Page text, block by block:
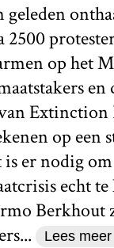
geleden
2500
op het
en
Extinction
op een
is er nodig
echt te
Berkhout
Lees meer